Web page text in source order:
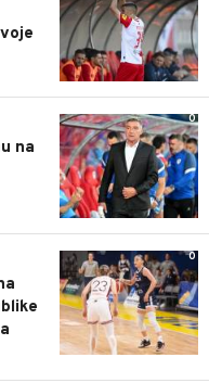
0
na
0